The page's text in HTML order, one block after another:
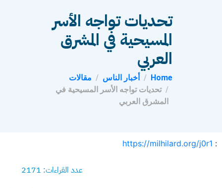
تحديات تواجه الأسر
المسيحية في المشرق
العربي
Home أخبار الناس
مقالات
تحديات تواجه الأسر المسيحية في
المشرق العربي
:
https://milhilard.org/j0r1
عدد القراءات: 2171